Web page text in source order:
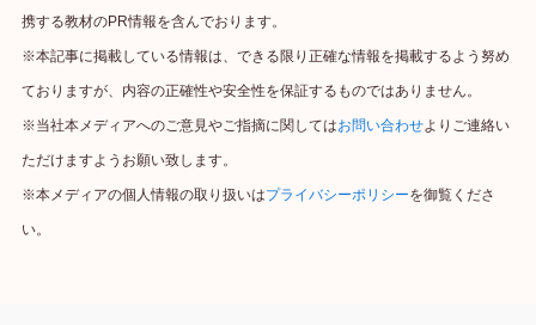
携する教材のPR情報を含んでおります。
※本記事に掲載している情報は、できる限り正確な情報を掲載するよう努め
ておりますが、内容の正確性や安全性を保証するものではありません。
※当社本メディアへのご意見やご指摘に関してはお問い合わせよりご連絡い
ただけますようお願い致します。
※本メディアの個人情報の取り扱いはプライバシーポリシーを御覧くださ
い。